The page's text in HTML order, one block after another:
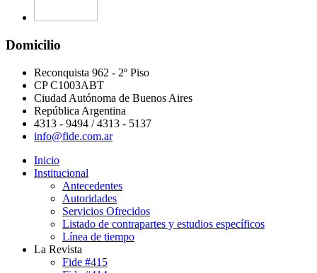
Domicilio
Reconquista 962 - 2º Piso
CP C1003ABT
Ciudad Autónoma de Buenos Aires
República Argentina
4313 - 9494 / 4313 - 5137
info@fide.com.ar
Inicio
Institucional
Antecedentes
Autoridades
Servicios Ofrecidos
Listado de contrapartes y estudios específicos
Línea de tiempo
La Revista
Fide #415